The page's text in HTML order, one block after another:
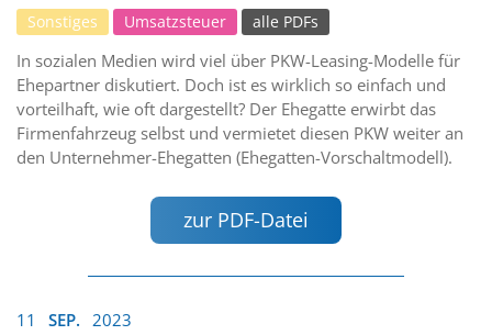
Sonstiges Umsatzsteuer alle PDFs
In sozialen Medien wird viel über PKW-Leasing-Modelle für
Ehepartner diskutiert. Doch ist es wirklich so einfach und
vorteilhaft, wie oft dargestellt? Der Ehegatte erwirbt das
Firmenfahrzeug selbst und vermietet diesen PKW weiter an
den Unternehmer-Ehegatten (Ehegatten-Vorschaltmodell).
zur PDF-Datei
11 SEP. 2023